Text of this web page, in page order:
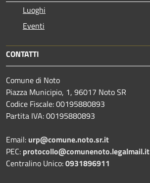
Luoghi
Eventi
CONTATTI
Comune di Noto
Piazza Municipio, 1, 96017 Noto SR
Codice Fiscale: 00195880893
Partita IVA: 00195880893
Email: urp@comune.noto.sr.it
PEC: protocollo@comunenoto.legalmail.it
Centralino Unico:0931896911